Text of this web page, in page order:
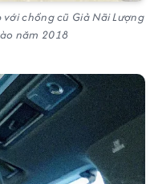
chồng cũ Giả Nãi Lượng
năm 2018